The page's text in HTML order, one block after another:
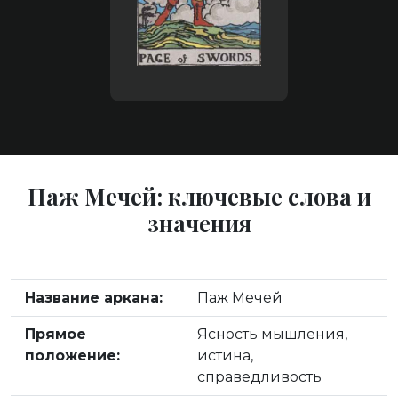
Паж Мечей: ключевые слова и
значения
Название аркана: Паж Мечей
Прямое
положение:
Ясность мышления,
истина,
справедливость